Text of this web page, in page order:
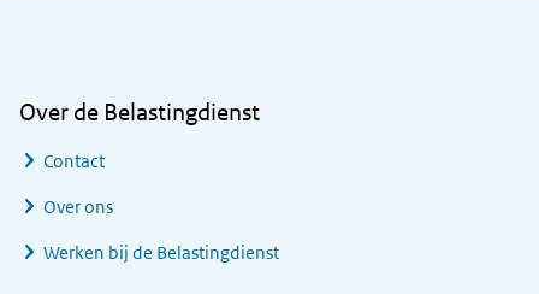
Over de Belastingdienst
Contact
Over ons
Werken bij de Belastingdienst